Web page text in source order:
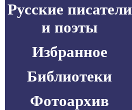
Русские писатели
и поэты
Избранное
Библиотеки
Фотоархив